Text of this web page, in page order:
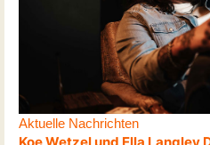
Aktuelle Nachrichten